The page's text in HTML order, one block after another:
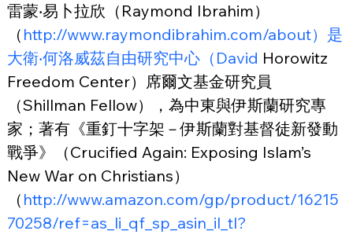
雷蒙‧易卜拉欣（Raymond Ibrahim）
（ http://www.raymondibrahim.com/about）是
大衛‧何洛威茲自由研究中心（David Horowitz
Freedom Center）席爾文基金研究員
（Shillman Fellow），為中東與伊斯蘭研究專
家；著有《重釘十字架－伊斯蘭對基督徒新發動
戰爭》（Crucified Again: Exposing Islam’s
New War on Christians）
（ http://www.amazon.com/gp/product/16215
70258/ref=as_li_qf_sp_asin_il_tl?